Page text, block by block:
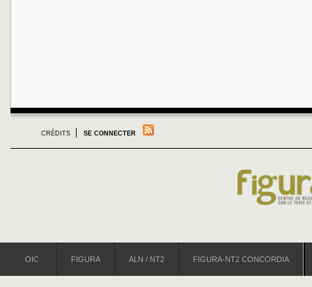
CRÉDITS SE CONNECTER
OIC FIGURA ALN / NT2 FIGURA-NT2 CONCORDIA